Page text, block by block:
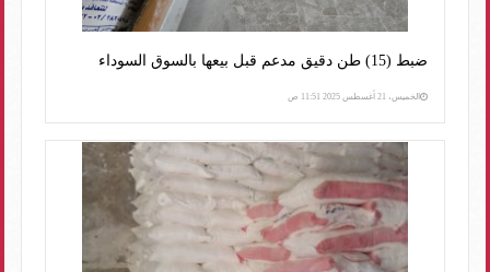
ضبط (15) طن دقيق مدعم قبل بيعها بالسوق السوداء
الخميس، 21 أغسطس 2025 11:51 ص